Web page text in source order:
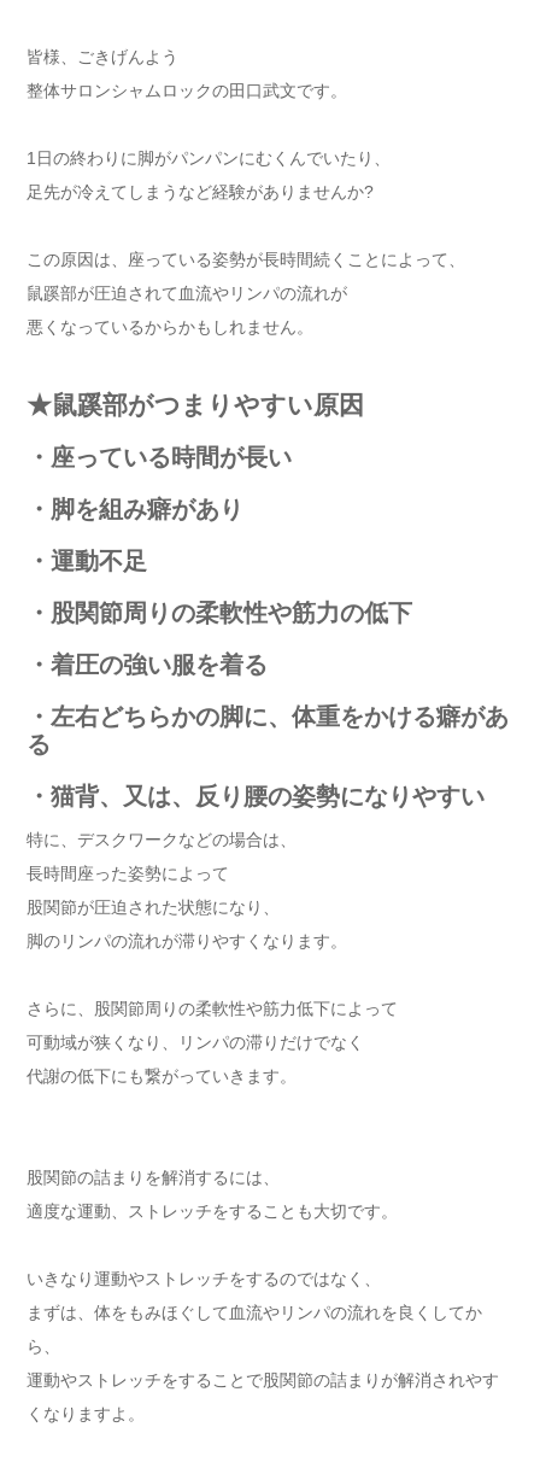
皆様、ごきげんよう
整体サロンシャムロックの田口武文です。
1日の終わりに脚がパンパンにむくんでいたり、
足先が冷えてしまうなど経験がありませんか?
この原因は、座っている姿勢が長時間続くことによって、
鼠蹊部が圧迫されて血流やリンパの流れが
悪くなっているからかもしれません。
★鼠蹊部がつまりやすい原因
・座っている時間が長い
・脚を組み癖があり
・運動不足
・股関節周りの柔軟性や筋力の低下
・着圧の強い服を着る
・左右どちらかの脚に、体重をかける癖があ
る
・猫背、又は、反り腰の姿勢になりやすい
特に、デスクワークなどの場合は、
長時間座った姿勢によって
股関節が圧迫された状態になり、
脚のリンパの流れが滞りやすくなります。
さらに、股関節周りの柔軟性や筋力低下によって
可動域が狭くなり、リンパの滞りだけでなく
代謝の低下にも繋がっていきます。
股関節の詰まりを解消するには、
適度な運動、ストレッチをすることも大切です。
いきなり運動やストレッチをするのではなく、
まずは、体をもみほぐして血流やリンパの流れを良くしてか
ら、
運動やストレッチをすることで股関節の詰まりが解消されやす
くなりますよ。